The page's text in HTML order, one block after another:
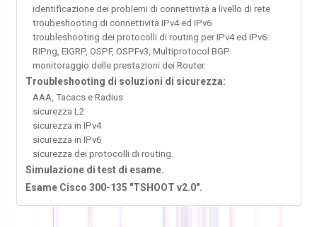
identificazione dei problemi di connettività a livello di rete
troubeshooting di connettività IPv4 ed IPv6
troubleshooting dei protocolli di routing per IPv4 ed IPv6:
RIPng, EIGRP, OSPF, OSPFv3, Multiprotocol BGP
monitoraggio delle prestazioni dei Router.
Troubleshooting di soluzioni di sicurezza:
AAA, Tacacs e Radius
sicurezza L2
sicurezza in IPv4
sicurezza in IPv6
sicurezza dei protocolli di routing.
Simulazione di test di esame.
Esame Cisco 300-135 "TSHOOT v2.0".